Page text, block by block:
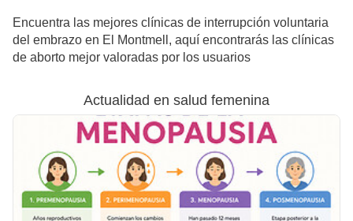
Encuentra las mejores clínicas de interrupción voluntaria
del embrazo en El Montmell, aquí encontrarás las clínicas
de aborto mejor valoradas por los usuarios
Actualidad en salud femenina